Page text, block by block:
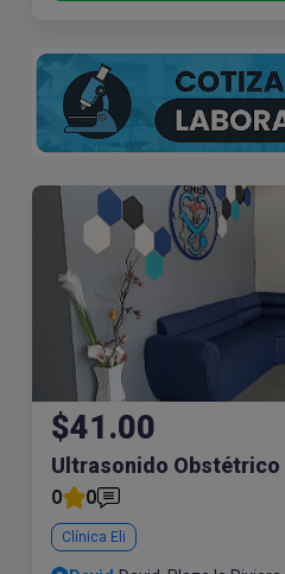
$41.00
Ultrasonido Obstétrico
0
0
Clínica Eli